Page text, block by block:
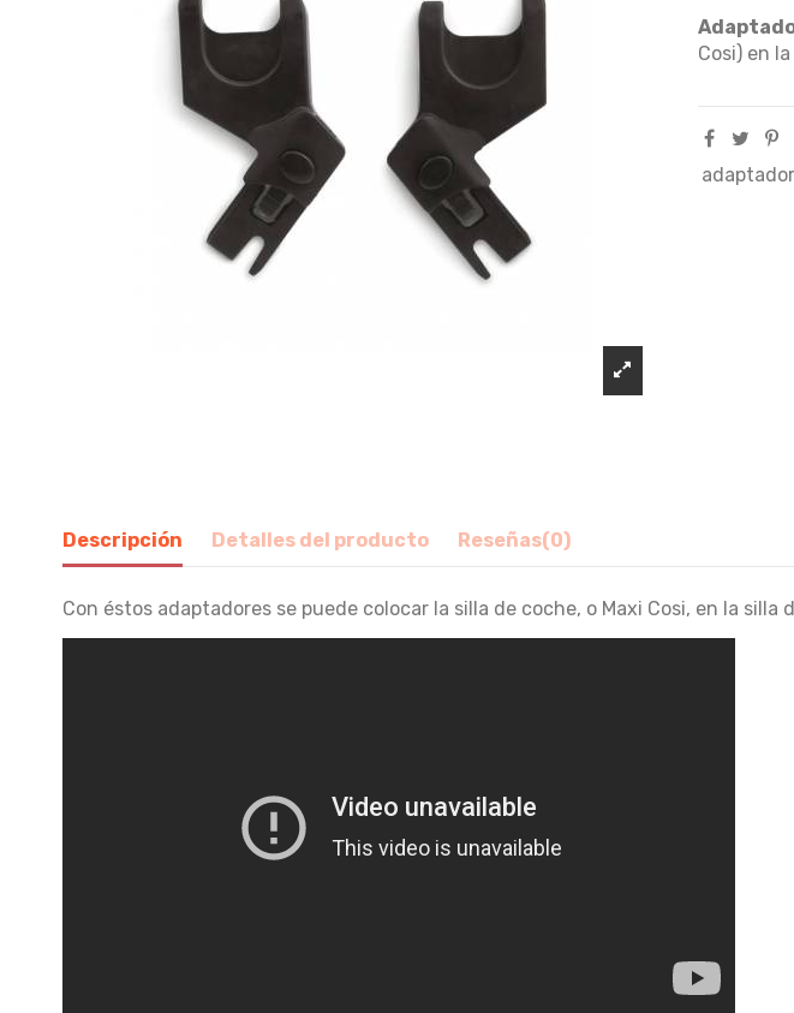
Cosi) en
Descripción Detalles del producto Reseñas(0)
Con éstos adaptadores se puede colocar la silla de coche, o Maxi Cosi, en la silla